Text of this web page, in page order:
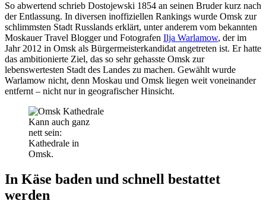
So abwertend schrieb Dostojewski 1854 an seinen Bruder kurz nach
der Entlassung. In diversen inoffiziellen Rankings wurde Omsk zur
schlimmsten Stadt Russlands erklärt, unter anderem vom bekannten
Moskauer Travel Blogger und Fotografen Ilja Warlamow, der im
Jahr 2012 in Omsk als Bürgermeisterkandidat angetreten ist. Er hatte
das ambitionierte Ziel, das so sehr gehasste Omsk zur
lebenswertesten Stadt des Landes zu machen. Gewählt wurde
Warlamow nicht, denn Moskau und Omsk liegen weit voneinander
entfernt – nicht nur in geografischer Hinsicht.
Kann auch ganz
nett sein:
Kathedrale in
Omsk.
In Käse baden und schnell bestattet
werden